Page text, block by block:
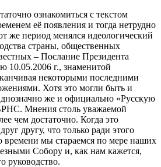
ознакомиться с текстом
её появления и тогда нетрудно
же период менялся идеологический
страны, общественных
– Послание ​Президента
10.05.2006 г., знаменитой
некоторыми последними
Хотя это могли быть и
же и официально «Русскую
Мнения столь уважаемой
чем достаточно. Когда это
другу, что только ради этого
времени мы стараемся по мере наших
Собору и, как нам кажется,
руководство.